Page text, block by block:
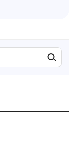
검색실행